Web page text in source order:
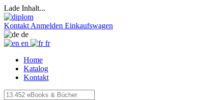
Lade Inhalt...
Kontakt Anmelden Einkaufswagen
de
en
fr
Home
Katalog
Kontakt